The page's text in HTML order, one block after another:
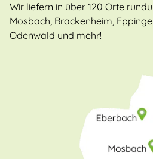
Wir liefern in über 120 Orte
Mosbach, Brackenheim,
Odenwald und mehr!